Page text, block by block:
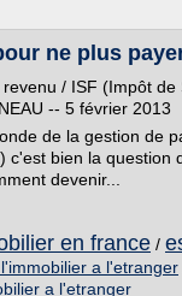
ne plus
/ ISF (Impôt
-- 5 février 2013
de la gestion de
c'est bien la question
devenir...
en france /
a l'etranger
a l'etranger